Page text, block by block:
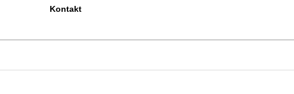
Kontakt